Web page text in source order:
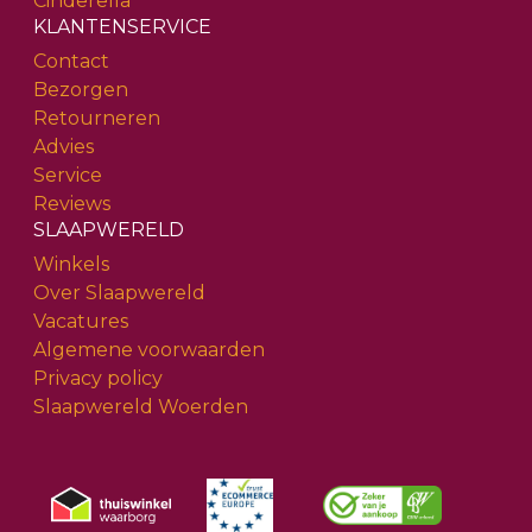
KLANTENSERVICE
Contact
Bezorgen
Retourneren
Advies
Service
Reviews
SLAAPWERELD
Winkels
Over Slaapwereld
Vacatures
Algemene voorwaarden
Privacy policy
Slaapwereld Woerden